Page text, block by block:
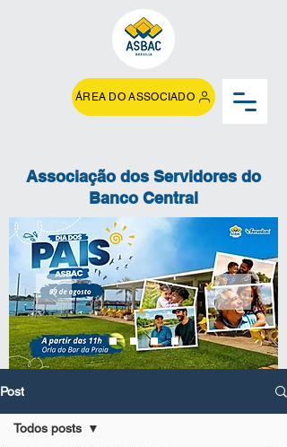
ÁREA DO ASSOCIADO
Associação dos Servidores do
Banco Central
Post
Todos posts